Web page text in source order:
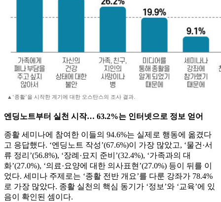
▲‘종활’을 시작한 계기에 대한 오스탄스의 조사 결과.
엔딩노트부터 실천 시작… 63.2%는 인터넷으로 정보 얻어
종활 세미나에 참여한 이들의 94.6%는 실제로 행동에 옮겼다
고 응답했다. ‘엔딩노트 작성’(67.6%)이 가장 많았고, ‘물건·서
류 정리’(56.8%), ‘장례·묘지 준비’(32.4%), ‘가족과의 대
화’(27.0%), ‘의료·요양에 대한 의사표현’(27.0%) 등이 뒤를 이
었다. 세미나 주제로는 ‘종활 전반 개요’를 다룬 강좌가 78.4%
로 가장 많았다. 종활 실천의 핵심 동기가 ‘정보’와 ‘교육’에 있
음이 확인된 셈이다.